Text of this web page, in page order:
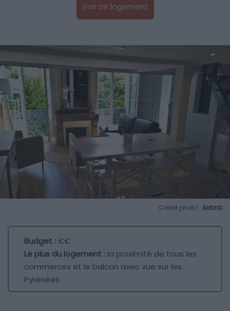
Voir ce logement
Crédit photo : Airbnb
Budget :€€
Le plus du logement : la proximité de tous les
commerces et le balcon avec vue sur les
Pyrénées